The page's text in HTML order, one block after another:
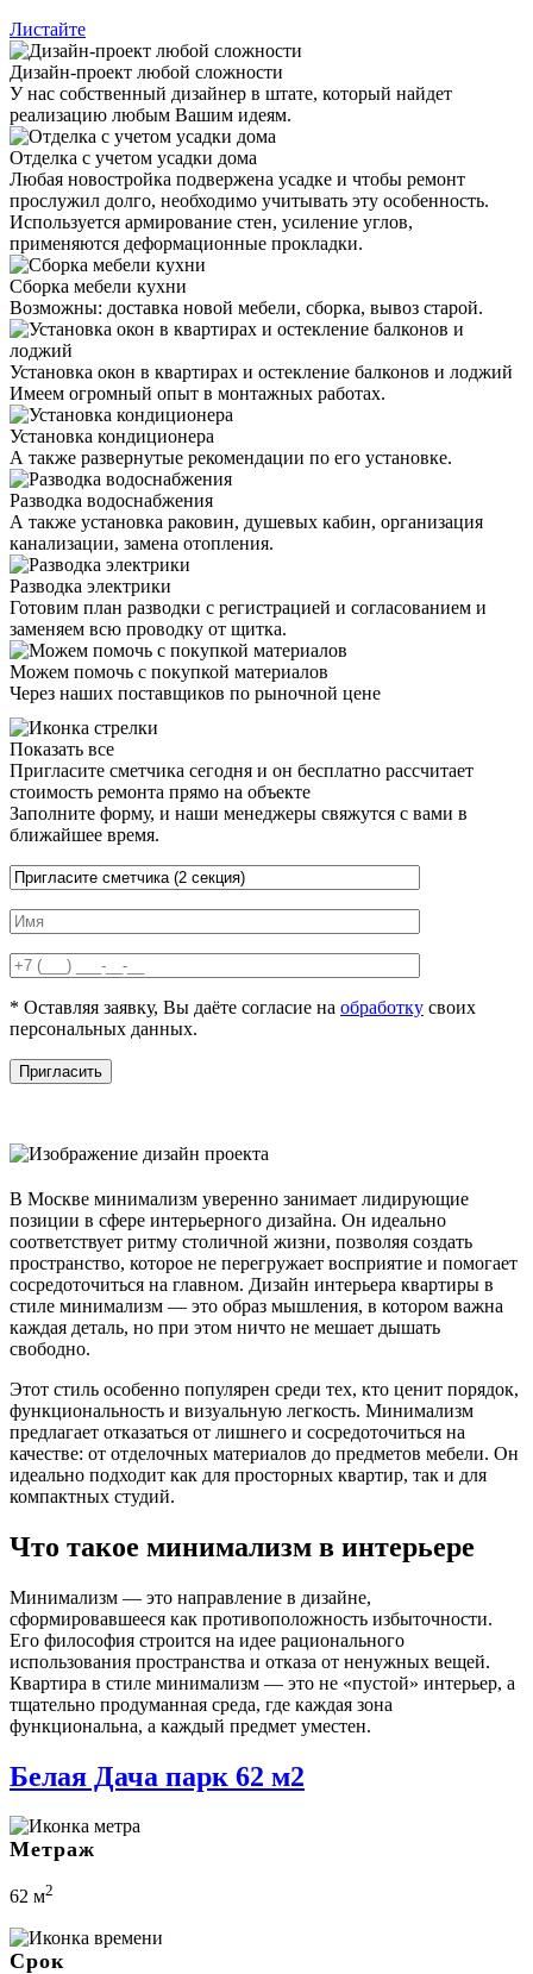
Листайте
Дизайн-проект любой сложности
У нас собственный дизайнер в штате, который найдет
реализацию любым Вашим идеям.
Отделка с учетом усадки дома
Любая новостройка подвержена усадке и чтобы ремонт
прослужил долго, необходимо учитывать эту особенность.
Используется армирование стен, усиление углов,
применяются деформационные прокладки.
Сборка мебели кухни
Возможны: доставка новой мебели, сборка, вывоз старой.
Установка окон в квартирах и остекление балконов и лоджий
Имеем огромный опыт в монтажных работах.
Установка кондиционера
А также развернутые рекомендации по его установке.
Разводка водоснабжения
А также установка раковин, душевых кабин, организация
канализации, замена отопления.
Разводка электрики
Готовим план разводки с регистрацией и согласованием и
заменяем всю проводку от щитка.
Можем помочь с покупкой материалов
Через наших поставщиков по рыночной цене
Показать все
Пригласите сметчика сегодня и он бесплатно рассчитает
стоимость ремонта прямо на объекте
Заполните форму, и наши менеджеры свяжутся с вами в
ближайшее время.
* Оставляя заявку, Вы даёте согласие на обработку своих
персональных данных.
Пригласить
В Москве минимализм уверенно занимает лидирующие
позиции в сфере интерьерного дизайна. Он идеально
соответствует ритму столичной жизни, позволяя создать
пространство, которое не перегружает восприятие и помогает
сосредоточиться на главном. Дизайн интерьера квартиры в
стиле минимализм — это образ мышления, в котором важна
каждая деталь, но при этом ничто не мешает дышать
свободно.
Этот стиль особенно популярен среди тех, кто ценит порядок,
функциональность и визуальную легкость. Минимализм
предлагает отказаться от лишнего и сосредоточиться на
качестве: от отделочных материалов до предметов мебели. Он
идеально подходит как для просторных квартир, так и для
компактных студий.
Что такое минимализм в интерьере
Минимализм — это направление в дизайне,
сформировавшееся как противоположность избыточности.
Его философия строится на идее рационального
использования пространства и отказа от ненужных вещей.
Квартира в стиле минимализм — это не «пустой» интерьер, а
тщательно продуманная среда, где каждая зона
функциональна, а каждый предмет уместен.
Белая Дача парк 62 м2
Метраж
62 м2
Срок